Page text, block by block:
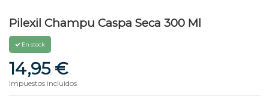
Pilexil Champu Caspa Seca 300 Ml
En stock
14,95 €
Impuestos incluidos